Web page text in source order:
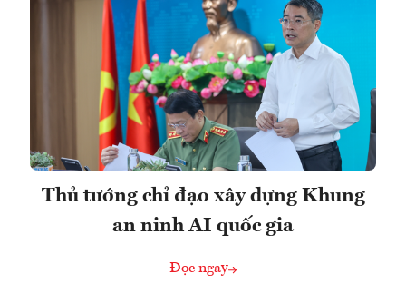
Thủ tướng chỉ đạo xây dựng Khung
an ninh AI quốc gia
Đọc ngay